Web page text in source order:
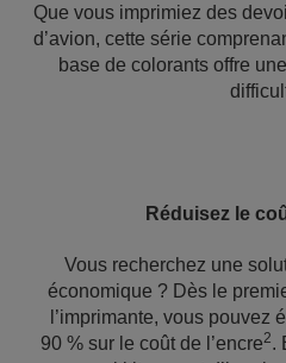
Que vous imprimiez des
d’avion, cette série
base de colorants offre
Réduisez le
Vous recherchez une
économique ? Dès le
l’imprimante, vous pouvez
90 % sur le coût de l’encre2.